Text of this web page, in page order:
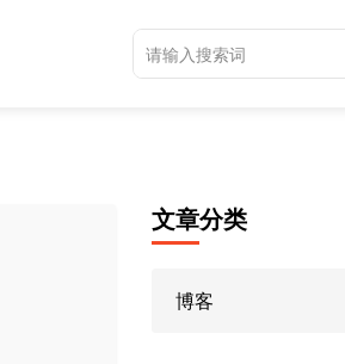
文章分类
博客